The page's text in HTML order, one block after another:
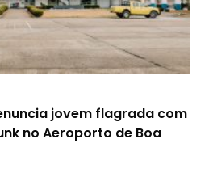
jovem flagrada com
no Aeroporto de Boa